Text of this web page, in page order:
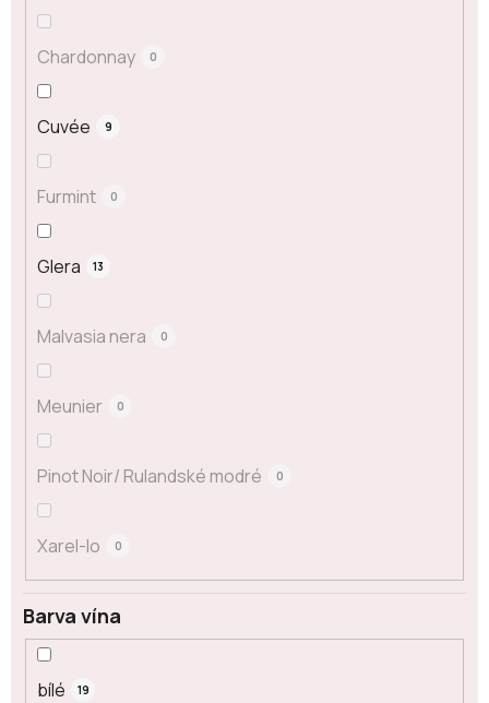
Chardonnay 0
Cuvée 9
Furmint 0
Glera 13
Malvasia nera 0
Meunier 0
Pinot Noir/ Rulandské modré 0
Xarel-lo 0
Barva vína
bílé 19